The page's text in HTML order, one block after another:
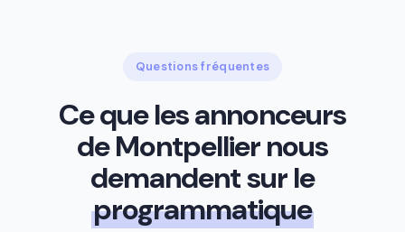
Questions fréquentes
Ce que les annonceurs
de Montpellier nous
demandent sur le
programmatique